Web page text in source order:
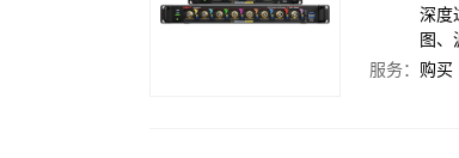
深度
图、
服务： 购买